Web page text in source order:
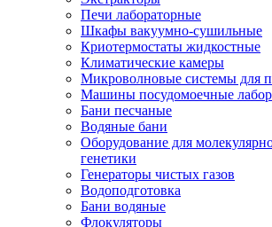
Печи лабораторные
Шкафы вакуумно-сушильные
Криотермостаты жидкостные
Климатические камеры
Микроволновые системы для
Машины посудомоечные
Бани песчаные
Водяные бани
Оборудование для
генетики
Генераторы чистых газов
Водоподготовка
Бани водяные
Флокуляторы